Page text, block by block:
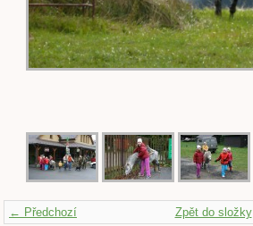
← Předchozí Zpět do složky